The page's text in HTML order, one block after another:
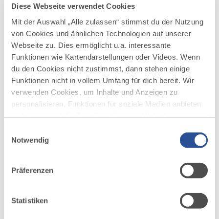
Diese Webseite verwendet Cookies
Mit der Auswahl „Alle zulassen“ stimmst du der Nutzung
von Cookies und ähnlichen Technologien auf unserer
Webseite zu. Dies ermöglicht u.a. interessante
Funktionen wie Kartendarstellungen oder Videos. Wenn
du den Cookies nicht zustimmst, dann stehen einige
Funktionen nicht in vollem Umfang für dich bereit. Wir
verwenden Cookies, um Inhalte und Anzeigen zu
personalisieren, Funktionen für soziale Medien anbieten
deiner Verwendung unserer Website an unsere Partner
möglicherweise mit weiteren Daten zusammen, die du
Nutzung der Dienste gesammelt haben.
Notwendig
Präferenzen
Statistiken
Alpspitze auf, denn der Wind pfeift mir hier oben doch
ganz schön um die Ohren. Der erste Teil des Abstiegs ist
Wege breiter und gut begehbar. Immer wieder gibt der